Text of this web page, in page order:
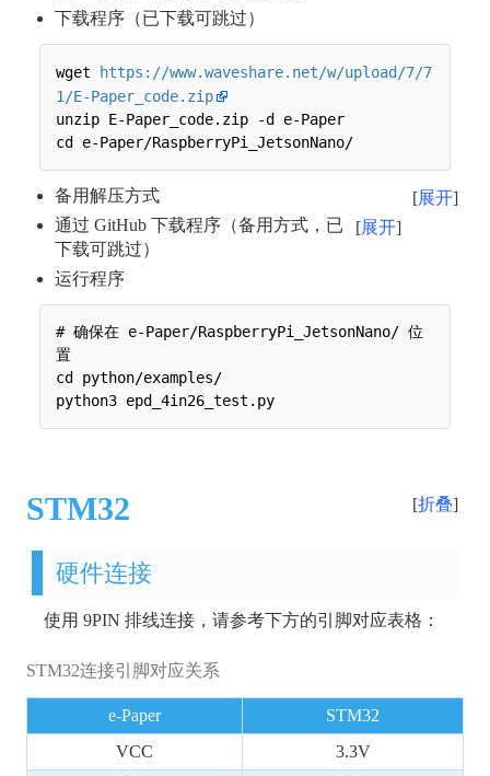
下载程序（已下载可跳过）
wget
https://www.waveshare.net/w/upload/7/7
1/E-Paper_code.zip
unzip E-Paper_code.zip -d e-Paper
展开
备用解压方式
展开
通过 GitHub 下载程序（备用方式，已
下载可跳过）
运行程序
# 确保在 e-Paper/RaspberryPi_JetsonNano/ 位
置
cd python/examples/
折叠
STM32
硬件连接
使用 9PIN 排线连接，请参考下方的引脚对应表格：
STM32连接引脚对应关系
e-Paper
STM32
VCC
3.3V